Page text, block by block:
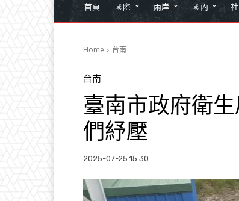
首頁 國際 兩岸 國內
Home 台南
台南
臺南市政府衛
們紓壓
2025-07-25 15:30